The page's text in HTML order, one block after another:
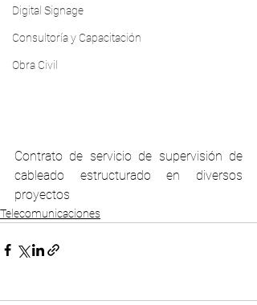
Digital Signage
Consultoría y Capacitación
Obra Civil
Contrato de servicio de supervisión de
cableado estructurado en diversos
proyectos
Telecomunicaciones